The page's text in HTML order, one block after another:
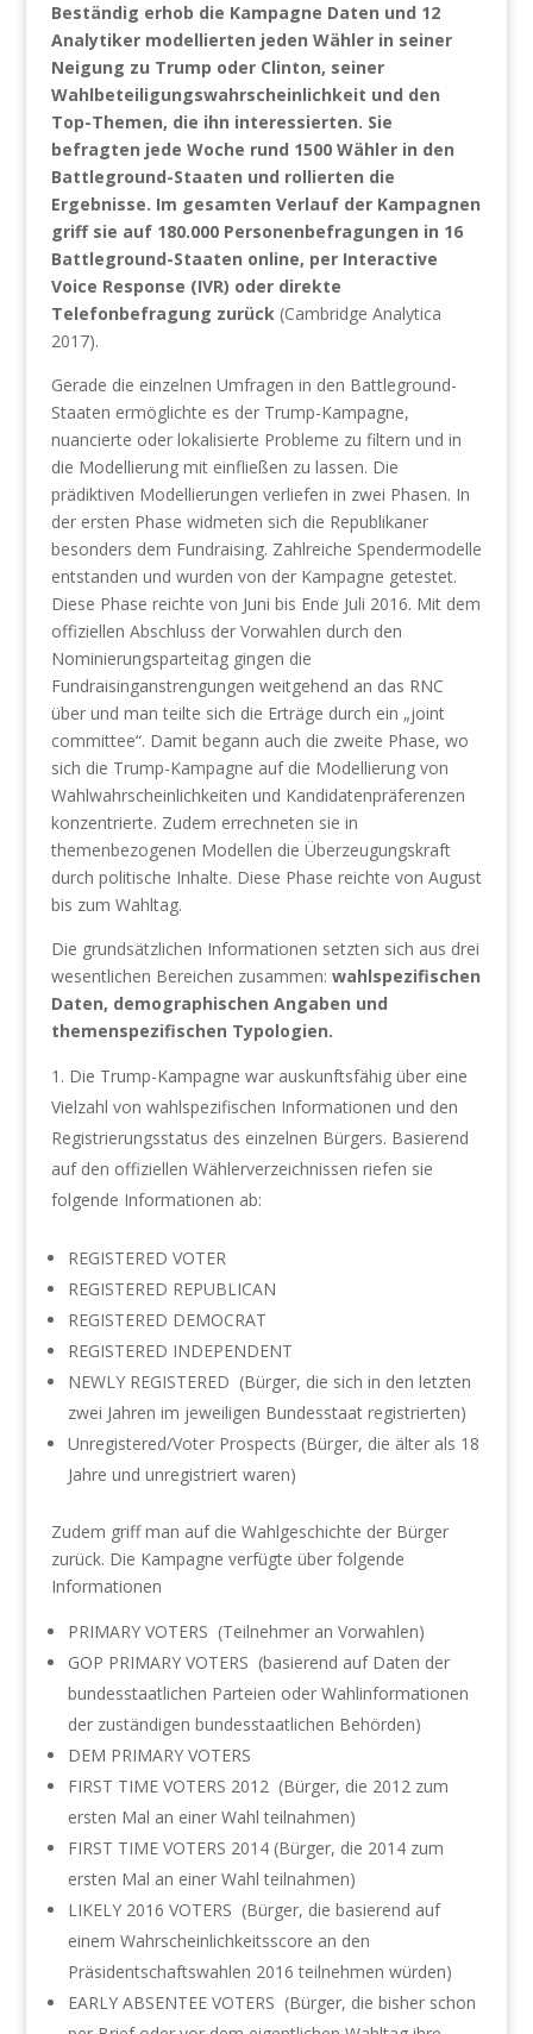
Beständig erhob die Kampagne Daten und 12
Analytiker modellierten jeden Wähler in seiner
Neigung zu Trump oder Clinton, seiner
Wahlbeteiligungswahrscheinlichkeit und den
Top-Themen, die ihn interessierten. Sie
befragten jede Woche rund 1500 Wähler in den
Battleground-Staaten und rollierten die
Ergebnisse. Im gesamten Verlauf der Kampagnen
griff sie auf 180.000 Personenbefragungen in 16
Battleground-Staaten online, per Interactive
Voice Response (IVR) oder direkte
Telefonbefragung zurück(Cambridge Analytica
2017).
Gerade die einzelnen Umfragen in den Battleground-
Staaten ermöglichte es der Trump-Kampagne,
nuancierte oder lokalisierte Probleme zu filtern und in
die Modellierung mit einfließen zu lassen. Die
prädiktiven Modellierungen verliefen in zwei Phasen. In
der ersten Phase widmeten sich die Republikaner
besonders dem Fundraising. Zahlreiche Spendermodelle
entstanden und wurden von der Kampagne getestet.
Diese Phase reichte von Juni bis Ende Juli 2016. Mit dem
offiziellen Abschluss der Vorwahlen durch den
Nominierungsparteitag gingen die
Fundraisinganstrengungen weitgehend an das RNC
über und man teilte sich die Erträge durch ein „joint
committee“. Damit begann auch die zweite Phase, wo
sich die Trump-Kampagne auf die Modellierung von
Wahlwahrscheinlichkeiten und Kandidatenpräferenzen
konzentrierte. Zudem errechneten sie in
themenbezogenen Modellen die Überzeugungskraft
durch politische Inhalte. Diese Phase reichte von August
bis zum Wahltag.
Die grundsätzlichen Informationen setzten sich aus drei
wesentlichen Bereichen zusammen: wahlspezifischen
Daten, demographischen Angaben und
themenspezifischen Typologien.
Die Trump-Kampagne war auskunftsfähig über eine
Vielzahl von wahlspezifischen Informationen und den
Registrierungsstatus des einzelnen Bürgers. Basierend
auf den offiziellen Wählerverzeichnissen riefen sie
folgende Informationen ab:
REGISTERED VOTER
REGISTERED REPUBLICAN
REGISTERED DEMOCRAT
REGISTERED INDEPENDENT
NEWLY REGISTERED (Bürger, die sich in den letzten
zwei Jahren im jeweiligen Bundesstaat registrierten)
Unregistered/Voter Prospects (Bürger, die älter als 18
Jahre und unregistriert waren)
Zudem griff man auf die Wahlgeschichte der Bürger
zurück. Die Kampagne verfügte über folgende
Informationen
PRIMARY VOTERS (Teilnehmer an Vorwahlen)
GOP PRIMARY VOTERS (basierend auf Daten der
bundesstaatlichen Parteien oder Wahlinformationen
der zuständigen bundesstaatlichen Behörden)
DEM PRIMARY VOTERS
FIRST TIME VOTERS 2012 (Bürger, die 2012 zum
ersten Mal an einer Wahl teilnahmen)
FIRST TIME VOTERS 2014 (Bürger, die 2014 zum
ersten Mal an einer Wahl teilnahmen)
LIKELY 2016 VOTERS (Bürger, die basierend auf
einem Wahrscheinlichkeitsscore an den
Präsidentschaftswahlen 2016 teilnehmen würden)
EARLY ABSENTEE VOTERS (Bürger, die bisher schon